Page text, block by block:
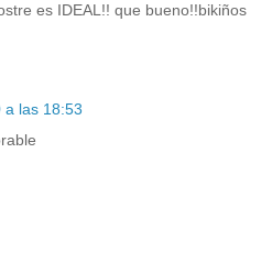
es IDEAL!! que bueno!!bikiños
a las 18:53